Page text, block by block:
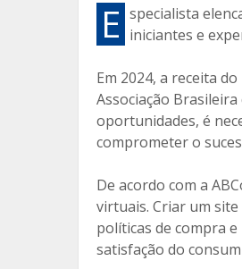
e
b
o
o
k
itt
er
ai
l
E specialista
iniciantes e
Em 2024, a receita
Associação
oportunidades, é
comprometer o
De acordo com a
virtuais. Criar um
políticas de compra
satisfação do